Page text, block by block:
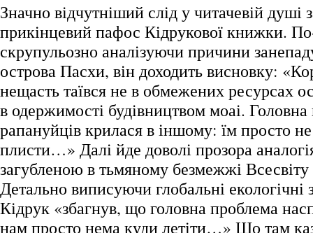
Значно відчутніший слід у читачевій душі
прикінцевий пафос Кідрукової книжки.
скрупульозно аналізуючи причини
острова Пасхи, він доходить висновку:
нещасть таївся не в обмежених ресурсах
в одержимості будівництвом моаі.
рапануйців крилася в іншому: їм просто
плисти…» Далі йде доволі прозора
загубленою в тьмяному безмежжі
Детально виписуючи глобальні
Кідрук «збагнув, що головна проблема
нам просто нема куди летіти…» Що там